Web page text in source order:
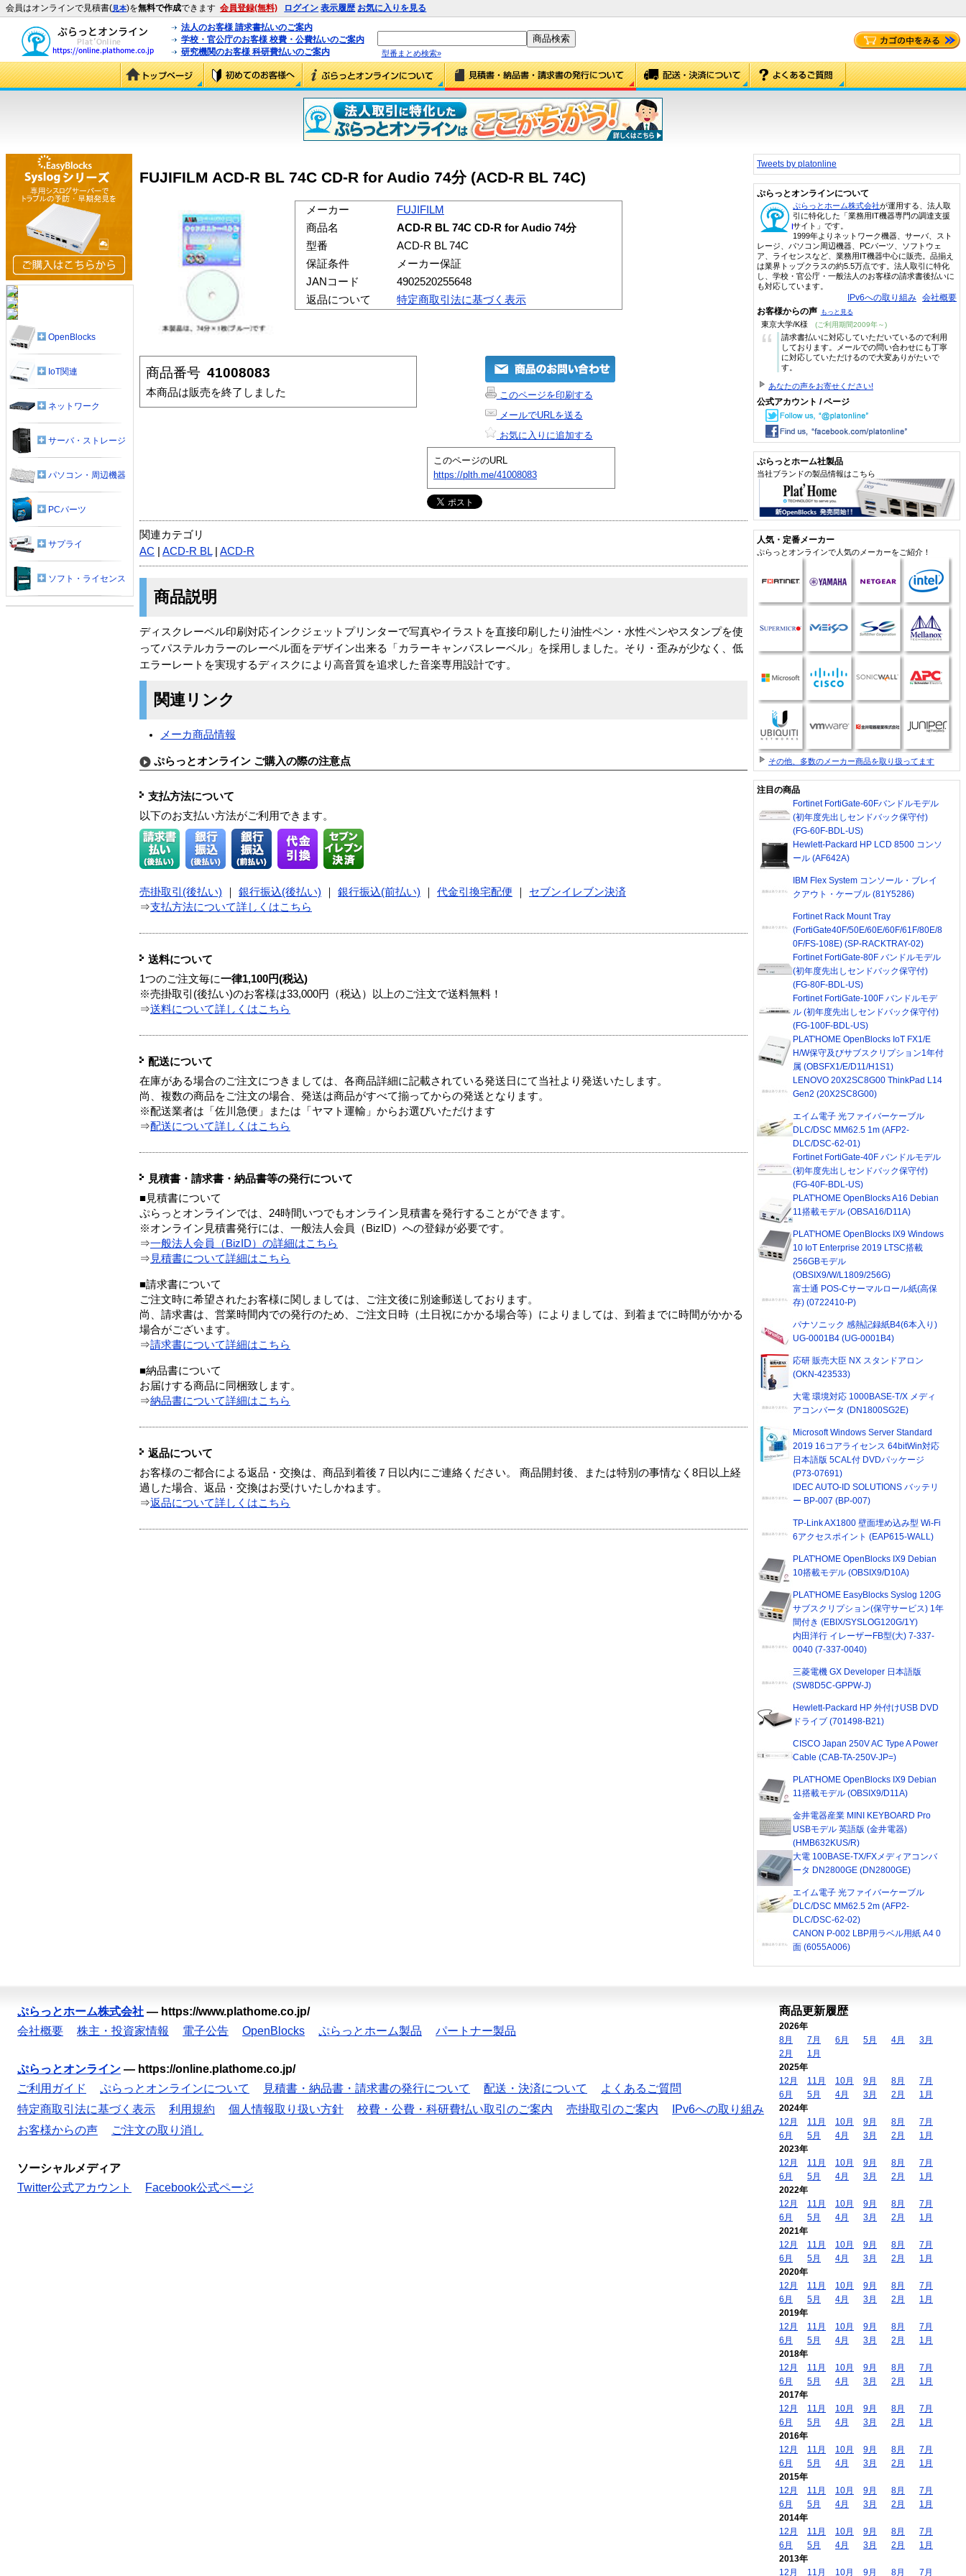
会員はオンラインで見積書(見本)を無料で作成できます 会員登録(無料) ログイン 表示履歴 お気に入りを見る
法人のお客様 請求書払いのご案内
学校・官公庁のお客様 校費・公費払いのご案内
研究機関のお客様 科研費払いのご案内
型番まとめ検索»
FUJIFILM ACD-R BL 74C CD-R for Audio 74分 (ACD-R BL 74C)
メーカー
FUJIFILM
商品名
ACD-R BL 74C CD-R for Audio 74分
型番
ACD-R BL 74C
保証条件
メーカー保証
JANコード
4902520255648
返品について
特定商取引法に基づく表示
商品番号 41008083
本商品は販売を終了しました
このページを印刷する
メールでURLを送る
お気に入りに追加する
このページのURL
https://plth.me/41008083
関連カテゴリ
AC
ACD-R BL| ACD-R
商品説明
ディスクレーベル印刷対応インクジェットプリンターで写真やイラストを直接印刷したり油性ペン・水性ペンやスタンプを使
ってパステルカラーのレーベル面をデザイン出来る「カラーキャンバスレーベル」を採用しました。そり・歪みが少なく、低
エラーレートを実現するディスクにより高音質を追求した音楽専用設計です。
関連リンク
メーカ商品情報
ぷらっとオンライン ご購入の際の注意点
支払方法について
以下のお支払い方法がご利用できます。
売掛取引(後払い) 銀行振込(後払い) 銀行振込(前払い) 代金引換宅配便
セブンイレブン決済
⇒支払方法について詳しくはこちら
送料について
1つのご注文毎に一律1,100円(税込)
※売掛取引(後払い)のお客様は33,000円（税込）以上のご注文で送料無料！
⇒送料について詳しくはこちら
配送について
在庫がある場合のご注文につきましては、各商品詳細に記載されている発送日にて当社より発送いたします。
尚、複数の商品をご注文の場合、発送は商品がすべて揃ってからの発送となります。
※配送業者は「佐川急便」または「ヤマト運輸」からお選びいただけます
⇒配送について詳しくはこちら
見積書・請求書・納品書等の発行について
■見積書について
ぷらっとオンラインでは、24時間いつでもオンライン見積書を発行することができます。
※オンライン見積書発行には、一般法人会員（BizID）への登録が必要です。
⇒一般法人会員（BizID）の詳細はこちら
⇒ 見積書について詳細はこちら
■請求書について
ご注文時に希望されたお客様に関しましては、ご注文後に別途郵送しております。
尚、請求書は、営業時間内での発行のため、ご注文日時（土日祝にかかる場合等）によりましては、到着までに時間がかかる
場合がございます。
⇒請求書について詳細はこちら
■納品書について
お届けする商品に同梱致します。
⇒納品書について詳細はこちら
返品について
お客様のご都合による返品・交換は、商品到着後７日以内にご連絡ください。 商品開封後、または特別の事情なく8日以上経
過した場合、返品・交換はお受けいたしかねます。
⇒返品について詳しくはこちら
OpenBlocks
IoT関連
ネットワーク
サーバ・ストレージ
パソコン・周辺機器
PCパーツ
サプライ
ソフト・ライセンス
Tweets by platonline
ぷらっとオンラインについて
ぷらっとホーム株式会社が運用する、法人取
引に特化した「業務用IT機器専門の調達支援
サイト」です。
1999年よりネットワーク機器、サーバ、スト
レージ、パソコン周辺機器、PCパーツ、ソフトウェ
ア、ライセンスなど、業務用IT機器中心に販売。品揃え
は業界トップクラスの約5.5万点です。法人取引に特化
し、学校・官公庁・一般法人のお客様の請求書後払いに
も対応しています。
IPv6への取り組み 会社概要
お客様からの声 もっと見る
東京大学/K様 (ご利用期間2009年～)
“
請求書払いに対応していただいているので利用
しております。メールでの問い合わせにも丁寧
に対応していただけるので大変ありがたいで
す。
あなたの声をお寄せください!
公式アカウント / ページ
ぷらっとホーム社製品
当社ブランドの製品情報はこちら
人気・定番メーカー
ぷらっとオンラインで人気のメーカーをご紹介！
その他、多数のメーカー商品を取り扱ってます
注目の商品
Fortinet FortiGate-60Fバンドルモデル
(初年度先出しセンドバック保守付)
(FG-60F-BDL-US)
Hewlett-Packard HP LCD 8500 コンソ
ール (AF642A)
IBM Flex System コンソール・ブレイ
クアウト・ケーブル (81Y5286)
Fortinet Rack Mount Tray
(FortiGate40F/50E/60E/60F/61F/80E/8
0F/FS-108E) (SP-RACKTRAY-02)
Fortinet FortiGate-80F バンドルモデル
(初年度先出しセンドバック保守付)
(FG-80F-BDL-US)
Fortinet FortiGate-100F バンドルモデ
ル (初年度先出しセンドバック保守付)
(FG-100F-BDL-US)
PLAT'HOME OpenBlocks IoT FX1/E
H/W保守及びサブスクリプション1年付
属 (OBSFX1/E/D11/H1S1)
LENOVO 20X2SC8G00 ThinkPad L14
Gen2 (20X2SC8G00)
エイム電子 光ファイバーケーブル
DLC/DSC MM62.5 1m (AFP2-
DLC/DSC-62-01)
Fortinet FortiGate-40F バンドルモデル
(初年度先出しセンドバック保守付)
(FG-40F-BDL-US)
PLAT'HOME OpenBlocks A16 Debian
11搭載モデル (OBSA16/D11A)
PLAT'HOME OpenBlocks IX9 Windows
10 IoT Enterprise 2019 LTSC搭載
256GBモデル
(OBSIX9/W/L1809/256G)
富士通 POS-Cサーマルロール紙(高保
存) (0722410-P)
パナソニック 感熱記録紙B4(6本入り)
UG-0001B4 (UG-0001B4)
応研 販売大臣 NX スタンドアロン
(OKN-423533)
大電 環境対応 1000BASE-T/X メディ
アコンバータ (DN1800SG2E)
Microsoft Windows Server Standard
2019 16コアライセンス 64bitWin対応
日本語版 5CAL付 DVDパッケージ
(P73-07691)
IDEC AUTO-ID SOLUTIONS バッテリ
ー BP-007 (BP-007)
TP-Link AX1800 壁面埋め込み型 Wi-Fi
6アクセスポイント (EAP615-WALL)
PLAT'HOME OpenBlocks IX9 Debian
10搭載モデル (OBSIX9/D10A)
PLAT'HOME EasyBlocks Syslog 120G
サブスクリプション(保守サービス) 1年
間付き (EBIX/SYSLOG120G/1Y)
内田洋行 イレーザーFB型(大) 7-337-
0040 (7-337-0040)
三菱電機 GX Developer 日本語版
(SW8D5C-GPPW-J)
Hewlett-Packard HP 外付けUSB DVD
ドライブ (701498-B21)
CISCO Japan 250V AC Type A Power
Cable (CAB-TA-250V-JP=)
PLAT'HOME OpenBlocks IX9 Debian
11搭載モデル (OBSIX9/D11A)
金井電器産業 MINI KEYBOARD Pro
USBモデル 英語版 (金井電器)
(HMB632KUS/R)
大電 100BASE-TX/FXメディアコンバ
ータ DN2800GE (DN2800GE)
エイム電子 光ファイバーケーブル
DLC/DSC MM62.5 2m (AFP2-
DLC/DSC-62-02)
CANON P-002 LBP用ラベル用紙 A4 0
面 (6055A006)
ぷらっとホーム株式会社 — https://www.plathome.co.jp/
会社概要
株主・投資家情報 電子公告 OpenBlocks ぷらっとホーム製品 パートナー製品
ぷらっとオンライン — https://online.plathome.co.jp/
ご利用ガイド
ぷらっとオンラインについて 見積書・納品書・請求書の発行について 配送・決済について
よくあるご質問
特定商取引法に基づく表示
利用規約 個人情報取り扱い方針 校費・公費・科研費払い取引のご案内 売掛取引のご案内
IPv6への取り組み
お客様からの声
ご注文の取り消し
ソーシャルメディア
Twitter公式アカウント
Facebook公式ページ
商品更新履歴
2026年
8月
7月 6月 5月 4月
3月
2月
1月
2025年
12月
11月 10月 9月 8月
7月
6月
5月 4月 3月 2月
1月
2024年
12月
11月 10月 9月 8月
7月
6月
5月 4月 3月 2月
1月
2023年
12月
11月 10月 9月 8月
7月
6月
5月 4月 3月 2月
1月
2022年
12月
11月 10月 9月 8月
7月
6月
5月 4月 3月 2月
1月
2021年
12月
11月 10月 9月 8月
7月
6月
5月 4月 3月 2月
1月
2020年
12月
11月 10月 9月 8月
7月
6月
5月 4月 3月 2月
1月
2019年
12月
11月 10月 9月 8月
7月
6月
5月 4月 3月 2月
1月
2018年
12月
11月 10月 9月 8月
7月
6月
5月 4月 3月 2月
1月
2017年
12月
11月 10月 9月 8月
7月
6月
5月 4月 3月 2月
1月
2016年
12月
11月 10月 9月 8月
7月
6月
5月 4月 3月 2月
1月
2015年
12月
11月 10月 9月 8月
7月
6月
5月 4月 3月 2月
1月
2014年
12月
11月 10月 9月 8月
7月
6月
5月 4月 3月 2月
1月
2013年
12月
11月 10月 9月 8月 7月